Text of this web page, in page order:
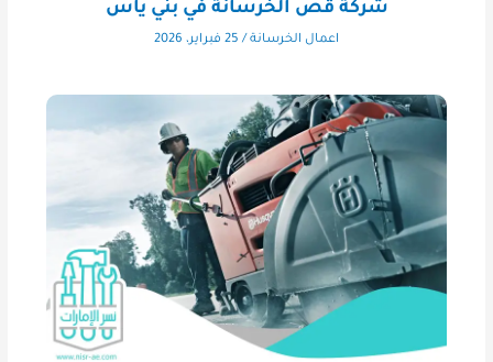
شركة قص الخرسانة في بني ياس
اعمال الخرسانة / 25 فبراير، 2026